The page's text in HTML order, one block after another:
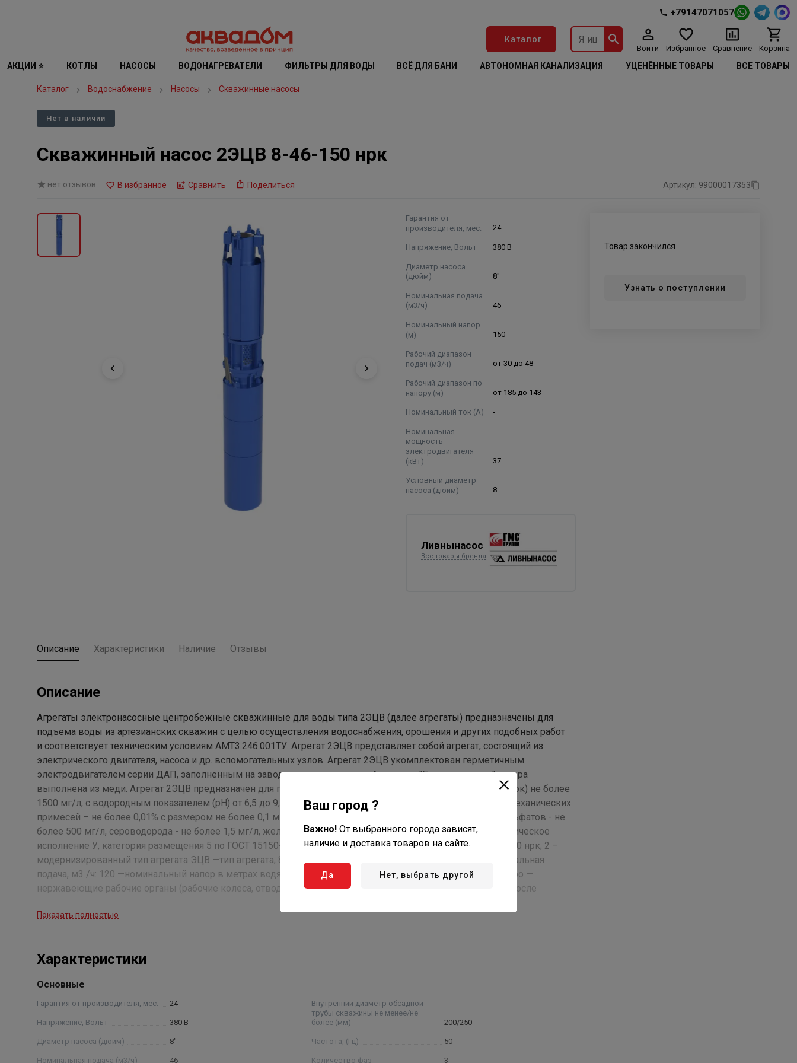
+79147071057
Каталог
Войти Избранное Сравнение Корзина
АКЦИИ ⭐ КОТЛЫ НАСОСЫ ВОДОНАГРЕВАТЕЛИ ФИЛЬТРЫ ДЛЯ ВОДЫ ВСЁ ДЛЯ БАНИ АВТОНОМНАЯ КАНАЛИЗАЦИЯ УЦЕНЁННЫЕ ТОВАРЫ ВСЕ ТОВАРЫ
Каталог Водоснабжение Насосы Скважинные насосы
Нет в наличии
Скважинный насос 2ЭЦВ 8-46-150 нрк
нет отзывов В избранное Сравнить Поделиться Артикул: 99000017353
Гарантия от
производителя, мес.
24
Напряжение, Вольт 380 В
Диаметр насоса
(дюйм)
8"
Номинальная подача
(м3/ч)
46
Номинальный напор
(м)
150
Рабочий диапазон
подач (м3/ч)
от 30 до 48
Рабочий диапазон по
напору (м)
от 185 до 143
Номинальный ток (А) -
Номинальная
мощность
электродвигателя
(кВт)
37
Условный диаметр
насоса (дюйм)
8
Ливнынасос
Все товары бренда
Товар закончился
Узнать о поступлении
Описание Характеристики Наличие Отзывы
Описание
Агрегаты электронасосные центробежные скважинные для воды типа 2ЭЦВ (далее агрегаты) предназначены для
подъема воды из артезианских скважин с целью осуществления водоснабжения, орошения и других подобных работ
и соответствует техническим условиям АМТ3.246.001ТУ. Агрегат 2ЭЦВ представляет собой агрегат, состоящий из
электрического двигателя, насоса и др. вспомогательных узлов. Агрегат 2ЭЦВ укомплектован герметичным
электродвигателем серии ДАП, заполненным на заводе водоглицериновой смесью. "Беличья клетка" ротора
выполнена из меди. Агрегат 2ЭЦВ предназначен для подъема воды с общей минерализацией (сухой остаток) не более
1500 мг/л, с водородным показателем (рН) от 6,5 до 9,5, температурой до 30°С, массовой долей твердых механических
примесей – не более 0,01% с размером не более 0,1 мм, с содержанием хлоридов - не более 350 мг/л, сульфатов - не
более 500 мг/л, сероводорода - не более 1,5 мг/л, железа (общее содержание) – не более 0,3мг/л. Климатическое
исполнение У, категория размещения 5 по ГОСТ 15150-69. Структура условного обозначения: 2ЭЦВ 8- 40-120 нрк; 2 –
модернизированный тип агрегата ЭЦВ —тип агрегата; 8 — условный диаметр насоса в дюймах ; 40 —номинальная
подача, м3 /ч: 120 —номинальный напор в метрах водяного столба, нрк — нержавеющие рабочие колеса, нро —
нержавеющие рабочие органы (рабочие колеса, отводы)) Примечание: * - параметры будут установлены после
Показать полностью
Характеристики
Основные
Гарантия от производителя, мес. 24
Напряжение, Вольт 380 В
Диаметр насоса (дюйм) 8"
Номинальная подача (м3/ч) 46
Внутренний диаметр обсадной
трубы скважины не менее/не
более (мм)
200/250
Частота, (Гц) 50
Количество фаз 3
Ваш город ?
Важно! От выбранного города зависят,
наличие и доставка товаров на сайте.
Да Нет, выбрать другой